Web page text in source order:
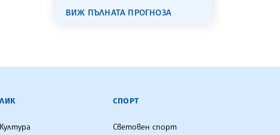
ВИЖ ПЪЛНАТА ПРОГНОЗА
ЛИК
Култура
СПОРТ
Световен спорт